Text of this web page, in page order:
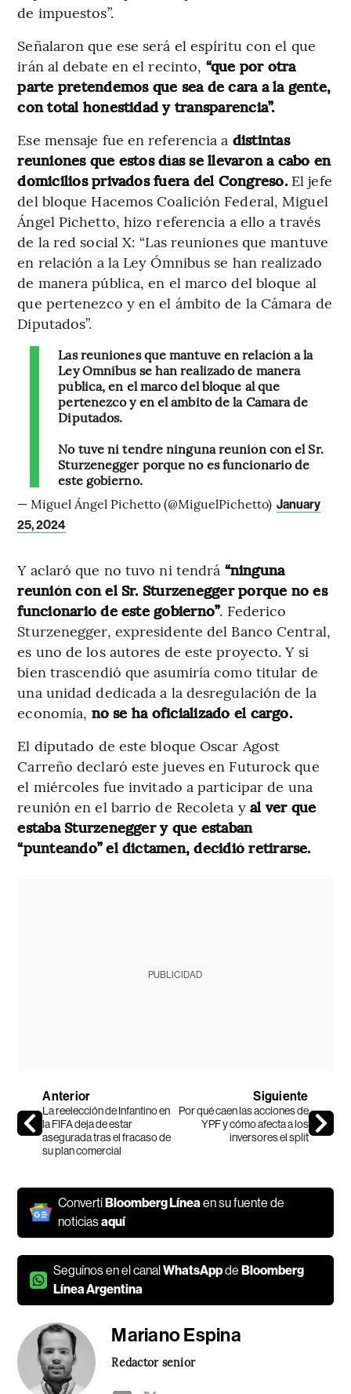
de impuestos”.
Señalaron que ese será el espíritu con el que
irán al debate en el recinto, “que por otra
parte pretendemos que sea de cara a la gente,
con total honestidad y transparencia”.
Ese mensaje fue en referencia a distintas
reuniones que estos días se llevaron a cabo en
domicilios privados fuera del Congreso. El jefe
del bloque Hacemos Coalición Federal, Miguel
Ángel Pichetto, hizo referencia a ello a través
de la red social X: “Las reuniones que mantuve
en relación a la Ley Ómnibus se han realizado
de manera pública, en el marco del bloque al
que pertenezco y en el ámbito de la Cámara de
Diputados”.
Las reuniones que mantuve en relación a la
Ley Ómnibus se han realizado de manera
pública, en el marco del bloque al que
pertenezco y en el ámbito de la Cámara de
Diputados.
No tuve ni tendré ninguna reunión con el Sr.
Sturzenegger porque no es funcionario de
este gobierno.
— Miguel Ángel Pichetto (@MiguelPichetto) January
25, 2024
Y aclaró que no tuvo ni tendrá “ninguna
reunión con el Sr. Sturzenegger porque no es
funcionario de este gobierno”. Federico
Sturzenegger, expresidente del Banco Central,
es uno de los autores de este proyecto. Y si
bien trascendió que asumiría como titular de
una unidad dedicada a la desregulación de la
economía, no se ha oficializado el cargo.
El diputado de este bloque Oscar Agost
Carreño declaró este jueves en Futurock que
el miércoles fue invitado a participar de una
reunión en el barrio de Recoleta yal ver que
estaba Sturzenegger y que estaban
“punteando” el dictamen, decidió retirarse.
PUBLICIDAD
Anterior
La reelección de Infantino en
la FIFA deja de estar
asegurada tras el fracaso de
su plan comercial
Siguiente
Por qué caen las acciones de
YPF y cómo afecta a los
inversores el split
ConvertíBloomberg Línea en su fuente de
noticiasaquí
Seguínos en el canalWhatsAppdeBloomberg
Línea Argentina
Mariano Espina
Redactor senior